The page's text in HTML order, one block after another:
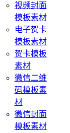
视频封面
模板素材
电子贺卡
模板素材
贺卡模板
素材
微信二维
码模板素
材
微信封面
模板素材